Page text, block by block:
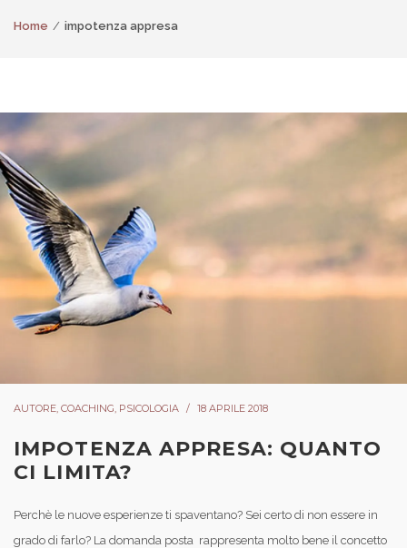
Home impotenza appresa
AUTORE COACHING PSICOLOGIA 18 APRILE 2018
IMPOTENZA APPRESA: QUANTO
CI LIMITA?
Perchè le nuove esperienze ti spaventano? Sei certo di non essere in
grado di farlo? La domanda posta rappresenta molto bene il concetto